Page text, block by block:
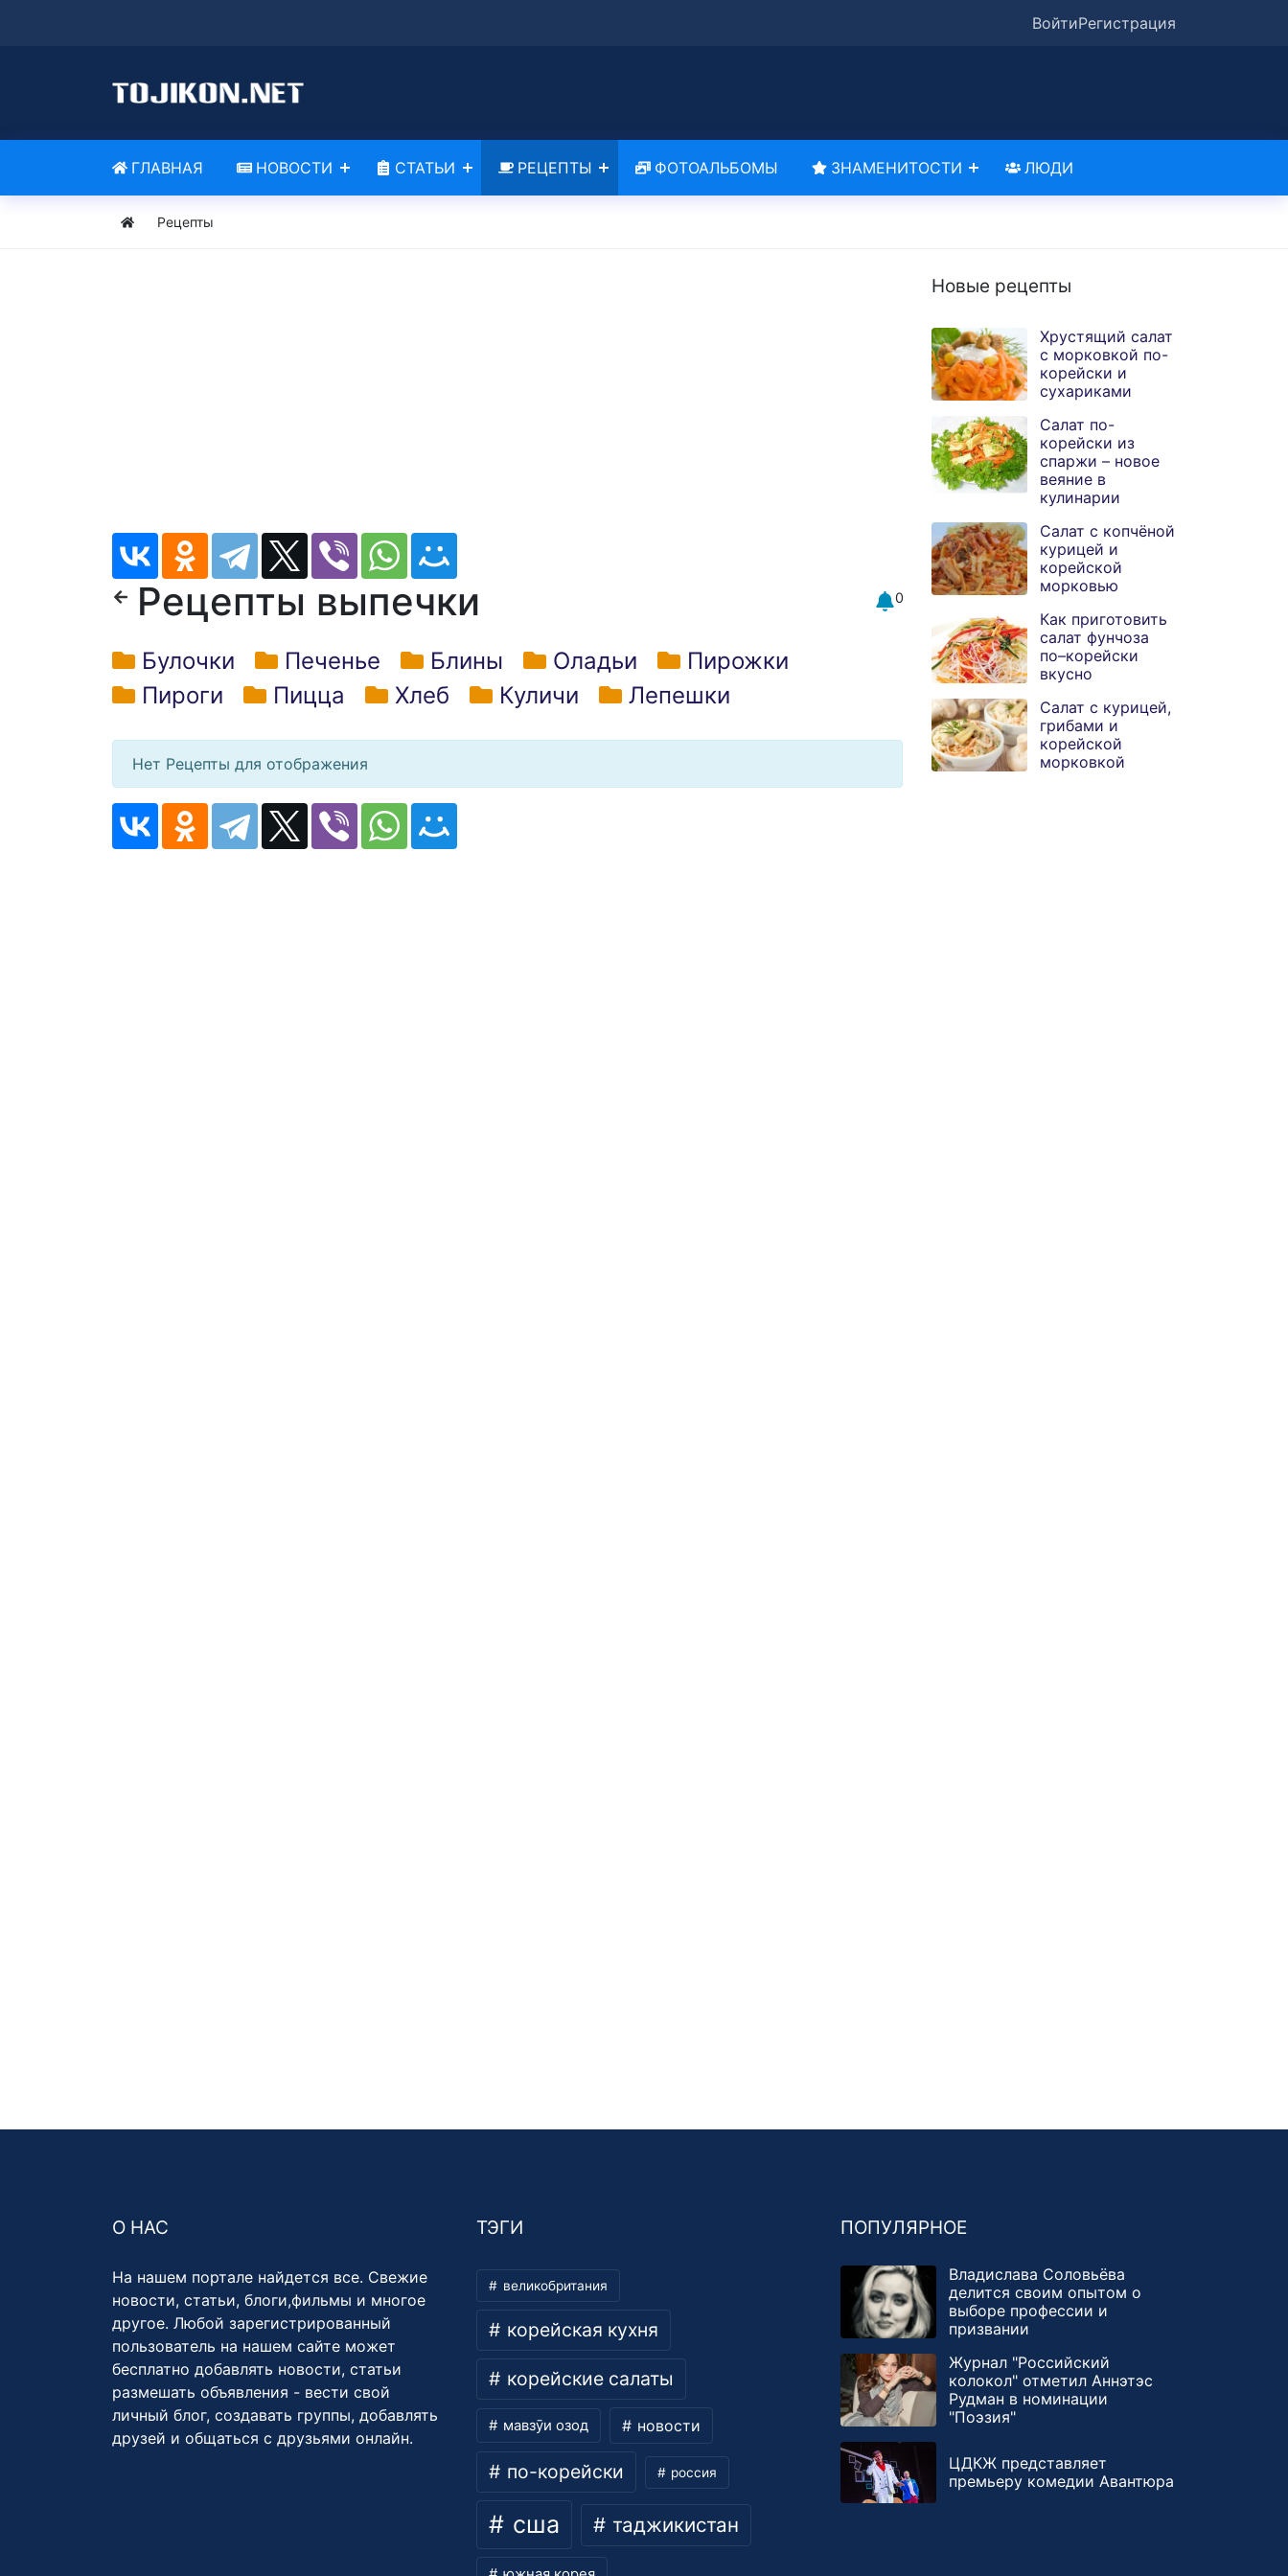
ВойтиРегистрация
ГЛАВНАЯ НОВОСТИ СТАТЬИ РЕЦЕПТЫ ФОТОАЛЬБОМЫ ЗНАМЕНИТОСТИ ЛЮДИ
Рецепты
Рецепты выпечки 0
Булочки Печенье Блины Оладьи
Пирожки
Пироги
Пицца Хлеб Куличи Лепешки
Нет Рецепты для отображения
Новые рецепты
Хрустящий салат
с морковкой по-
корейски и
сухариками
Салат по-
корейски из
спаржи – новое
веяние в
кулинарии
Салат с копчёной
курицей и
корейской
морковью
Как приготовить
салат фунчоза
по–корейски
вкусно
Салат с курицей,
грибами и
корейской
морковкой
О НАС
На нашем портале найдется все. Свежие
новости, статьи, блоги,фильмы и многое
другое. Любой зарегистрированный
пользователь на нашем сайте может
бесплатно добавлять новости, статьи
размешать объявления - вести свой
личный блог, создавать группы, добавлять
друзей и общаться с друзьями онлайн.
ТЭГИ
великобритания
корейская кухня
корейские салаты
мавзӯи озод новости
по-корейски россия
сша таджикистан
ПОПУЛЯРНОЕ
Владислава Соловьёва
делится своим опытом о
выборе профессии и
призвании
Журнал "Российский
колокол" отметил Аннэтэс
Рудман в номинации
"Поэзия"
ЦДКЖ представляет
премьеру комедии Авантюра